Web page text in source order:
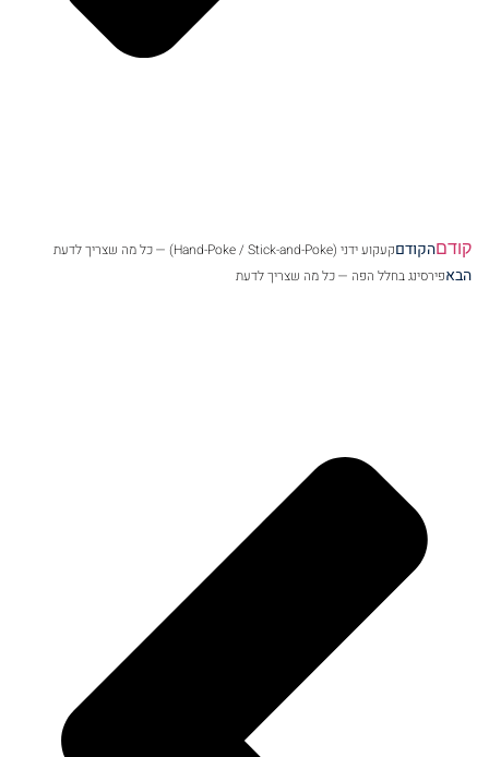
קודםהקודםקעקוע ידני (Hand-Poke / Stick-and-Poke) — כל מה שצריך לדעת
הבאפירסינג בחלל הפה — כל מה שצריך לדעת